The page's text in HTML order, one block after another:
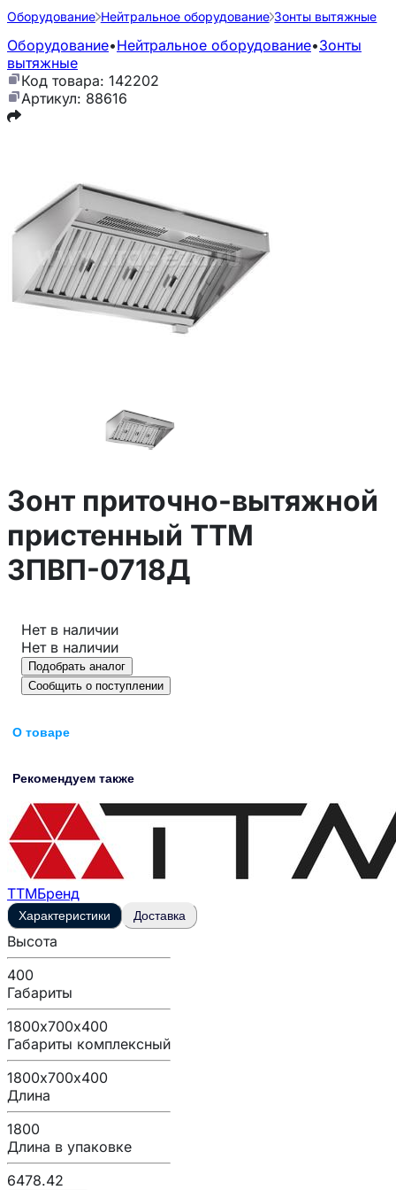
Оборудование Нейтральное оборудование Зонты вытяжные
Оборудование•Нейтральное оборудование•Зонты
вытяжные
Код товара: 142202
Артикул: 88616
Зонт приточно-вытяжной
пристенный ТТМ
ЗПВП-0718Д
Нет в наличии
Нет в наличии
Подобрать аналог
Сообщить о поступлении
О товаре
Рекомендуем также
ТТМБренд
Характеристики Доставка
Высота
400
Габариты
1800х700х400
Габариты комплексный
1800х700х400
Длина
1800
Длина в упаковке
6478.42